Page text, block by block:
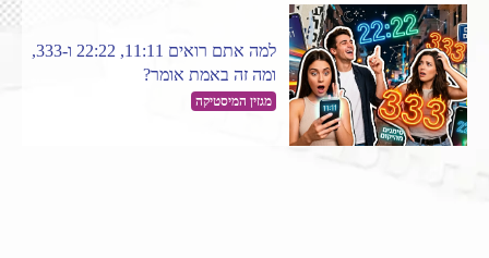
למה אתם רואים 11:11, 22:22 ו-333,
ומה זה באמת אומר?
מגזין המיסטיקה